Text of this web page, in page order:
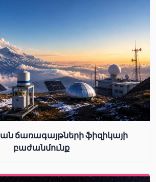
ճառագայթների ֆիզիկայի
բաժանմունք